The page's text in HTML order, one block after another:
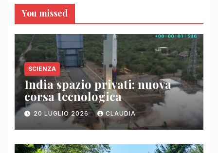
You missed
SCIENZA
India spazio privati: nuova
corsa tecnologica
20 LUGLIO 2026 CLAUDIA